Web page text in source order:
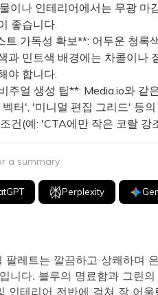
이나 인테리어에서는 무광 마
좋습니다.
가독성 확보**: 어두운 청록
과 민트색 배경에는 차콜이나
야 합니다.
주얼 생성 팁**: Media.io와 같
벡터', '미니멀 편집 그리드' 등
건(예: 'CTA에만 작은 코랄
a summary
Perplexity
팔레트는 깔끔하고 상쾌하며
니다. 블루의 명료함과 그린
인테리어 전반에 걸쳐 잘 어울